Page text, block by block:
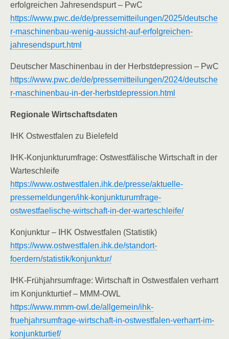
erfolgreichen Jahresendspurt – PwC
https://www.pwc.de/de/pressemitteilungen/2025/deutsche
r-maschinenbau-wenig-aussicht-auf-erfolgreichen-
jahresendspurt.html
Deutscher Maschinenbau in der Herbstdepression – PwC
https://www.pwc.de/de/pressemitteilungen/2024/deutsche
r-maschinenbau-in-der-herbstdepression.html
Regionale Wirtschaftsdaten
IHK Ostwestfalen zu Bielefeld
IHK-Konjunkturumfrage: Ostwestfälische Wirtschaft in der
Warteschleife
https://www.ostwestfalen.ihk.de/presse/aktuelle-
pressemeldungen/ihk-konjunkturumfrage-
ostwestfaelische-wirtschaft-in-der-warteschleife/
Konjunktur – IHK Ostwestfalen (Statistik)
https://www.ostwestfalen.ihk.de/standort-
foerdern/statistik/konjunktur/
IHK-Frühjahrsumfrage: Wirtschaft in Ostwestfalen verharrt
im Konjunkturtief – MMM-OWL
https://www.mmm-owl.de/allgemein/ihk-
fruehjahrsumfrage-wirtschaft-in-ostwestfalen-verharrt-im-
konjunkturtief/